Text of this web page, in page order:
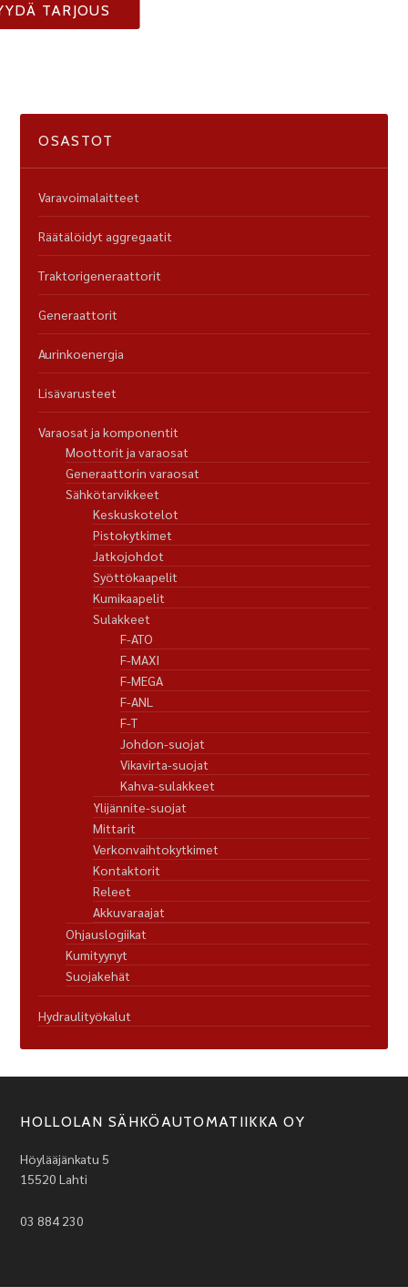
TARJOUS
OSASTOT
Varavoimalaitteet
Räätälöidyt aggregaatit
Traktorigeneraattorit
Generaattorit
Aurinkoenergia
Lisävarusteet
Varaosat ja komponentit
Moottorit ja varaosat
Generaattorin varaosat
Sähkötarvikkeet
Keskuskotelot
Pistokytkimet
Jatkojohdot
Syöttökaapelit
Kumikaapelit
Sulakkeet
F-ATO
F-MAXI
F-MEGA
F-ANL
F-T
Johdon-suojat
Vikavirta-suojat
Kahva-sulakkeet
Ylijännite-suojat
Mittarit
Verkonvaihtokytkimet
Kontaktorit
Releet
Akkuvaraajat
Ohjauslogiikat
Kumityynyt
Suojakehät
Hydraulityökalut
HOLLOLAN SÄHKÖAUTOMATIIKKA OY
Höylääjänkatu 5
15520 Lahti
03 884 230